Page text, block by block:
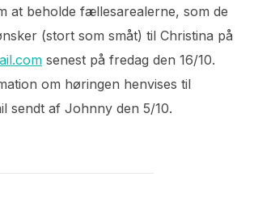
at beholde fællesarealerne, som de
(stort som småt) til Christina på
senest på fredag den 16/10.
om høringen henvises til
sendt af Johnny den 5/10.